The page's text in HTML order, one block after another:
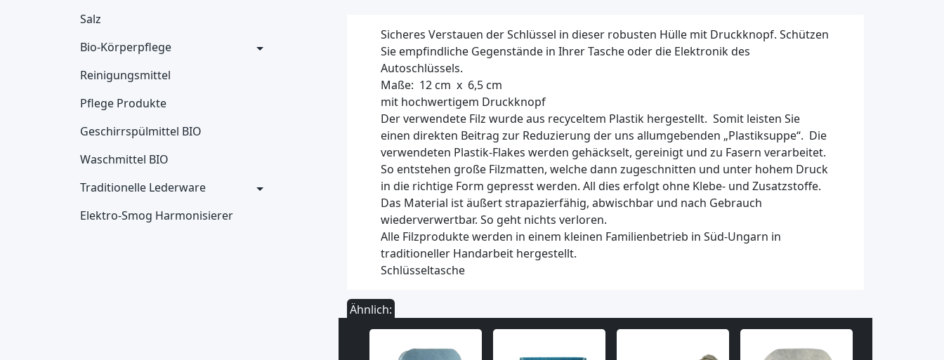
Salz
Bio-Körperpflege
Reinigungsmittel
Pflege Produkte
Geschirrspülmittel BIO
Waschmittel BIO
Traditionelle Lederware
Elektro-Smog Harmonisierer
Sicheres Verstauen der Schlüssel in dieser robusten Hülle mit Druckknopf. Schützen
Sie empfindliche Gegenstände in Ihrer Tasche oder die Elektronik des
Autoschlüssels.
Maße: 12 cm x 6,5 cm
mit hochwertigem Druckknopf
Der verwendete Filz wurde aus recyceltem Plastik hergestellt. Somit leisten Sie
einen direkten Beitrag zur Reduzierung der uns allumgebenden „Plastiksuppe“. Die
verwendeten Plastik-Flakes werden gehäckselt, gereinigt und zu Fasern verarbeitet.
So entstehen große Filzmatten, welche dann zugeschnitten und unter hohem Druck
in die richtige Form gepresst werden. All dies erfolgt ohne Klebe- und Zusatzstoffe.
Das Material ist äußert strapazierfähig, abwischbar und nach Gebrauch
wiederverwertbar. So geht nichts verloren.
Alle Filzprodukte werden in einem kleinen Familienbetrieb in Süd-Ungarn in
traditioneller Handarbeit hergestellt.
Schlüsseltasche
Ähnlich: